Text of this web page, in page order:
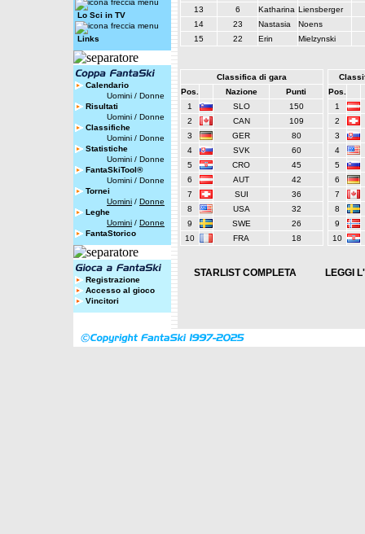
Lo Sci in TV
Links
Calendario
Uomini / Donne
Risultati
Uomini / Donne
Classifiche
Uomini / Donne
Statistiche
Uomini / Donne
FantaSkiTool®
Uomini / Donne
Tornei
Uomini / Donne
Leghe
Uomini / Donne
FantaStorico
Registrazione
Accesso al gioco
Vincitori
13
6 Katharina Liensberger
14
23 Nastasia
Noens
15
22 Erin Mielzynski
Classifica di gara
Pos.
Nazione
Punti
1
SLO
150
2
CAN
109
3
GER
80
4
SVK
60
5
CRO
45
6
AUT
42
7
SUI
36
8
USA
32
9
SWE
26
10
FRA 18
Pos.
1
2
3
4
5
6
7
8
9
10
STARLIST COMPLETA LEGGI